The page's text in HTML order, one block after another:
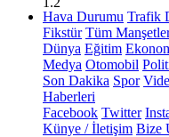
Hava Durumu Trafik
Fikstür Tüm
Dünya Eğitim
Medya Otomobil
Son Dakika Spor
Haberleri
Facebook Twitter
Künye / İletişim Bize